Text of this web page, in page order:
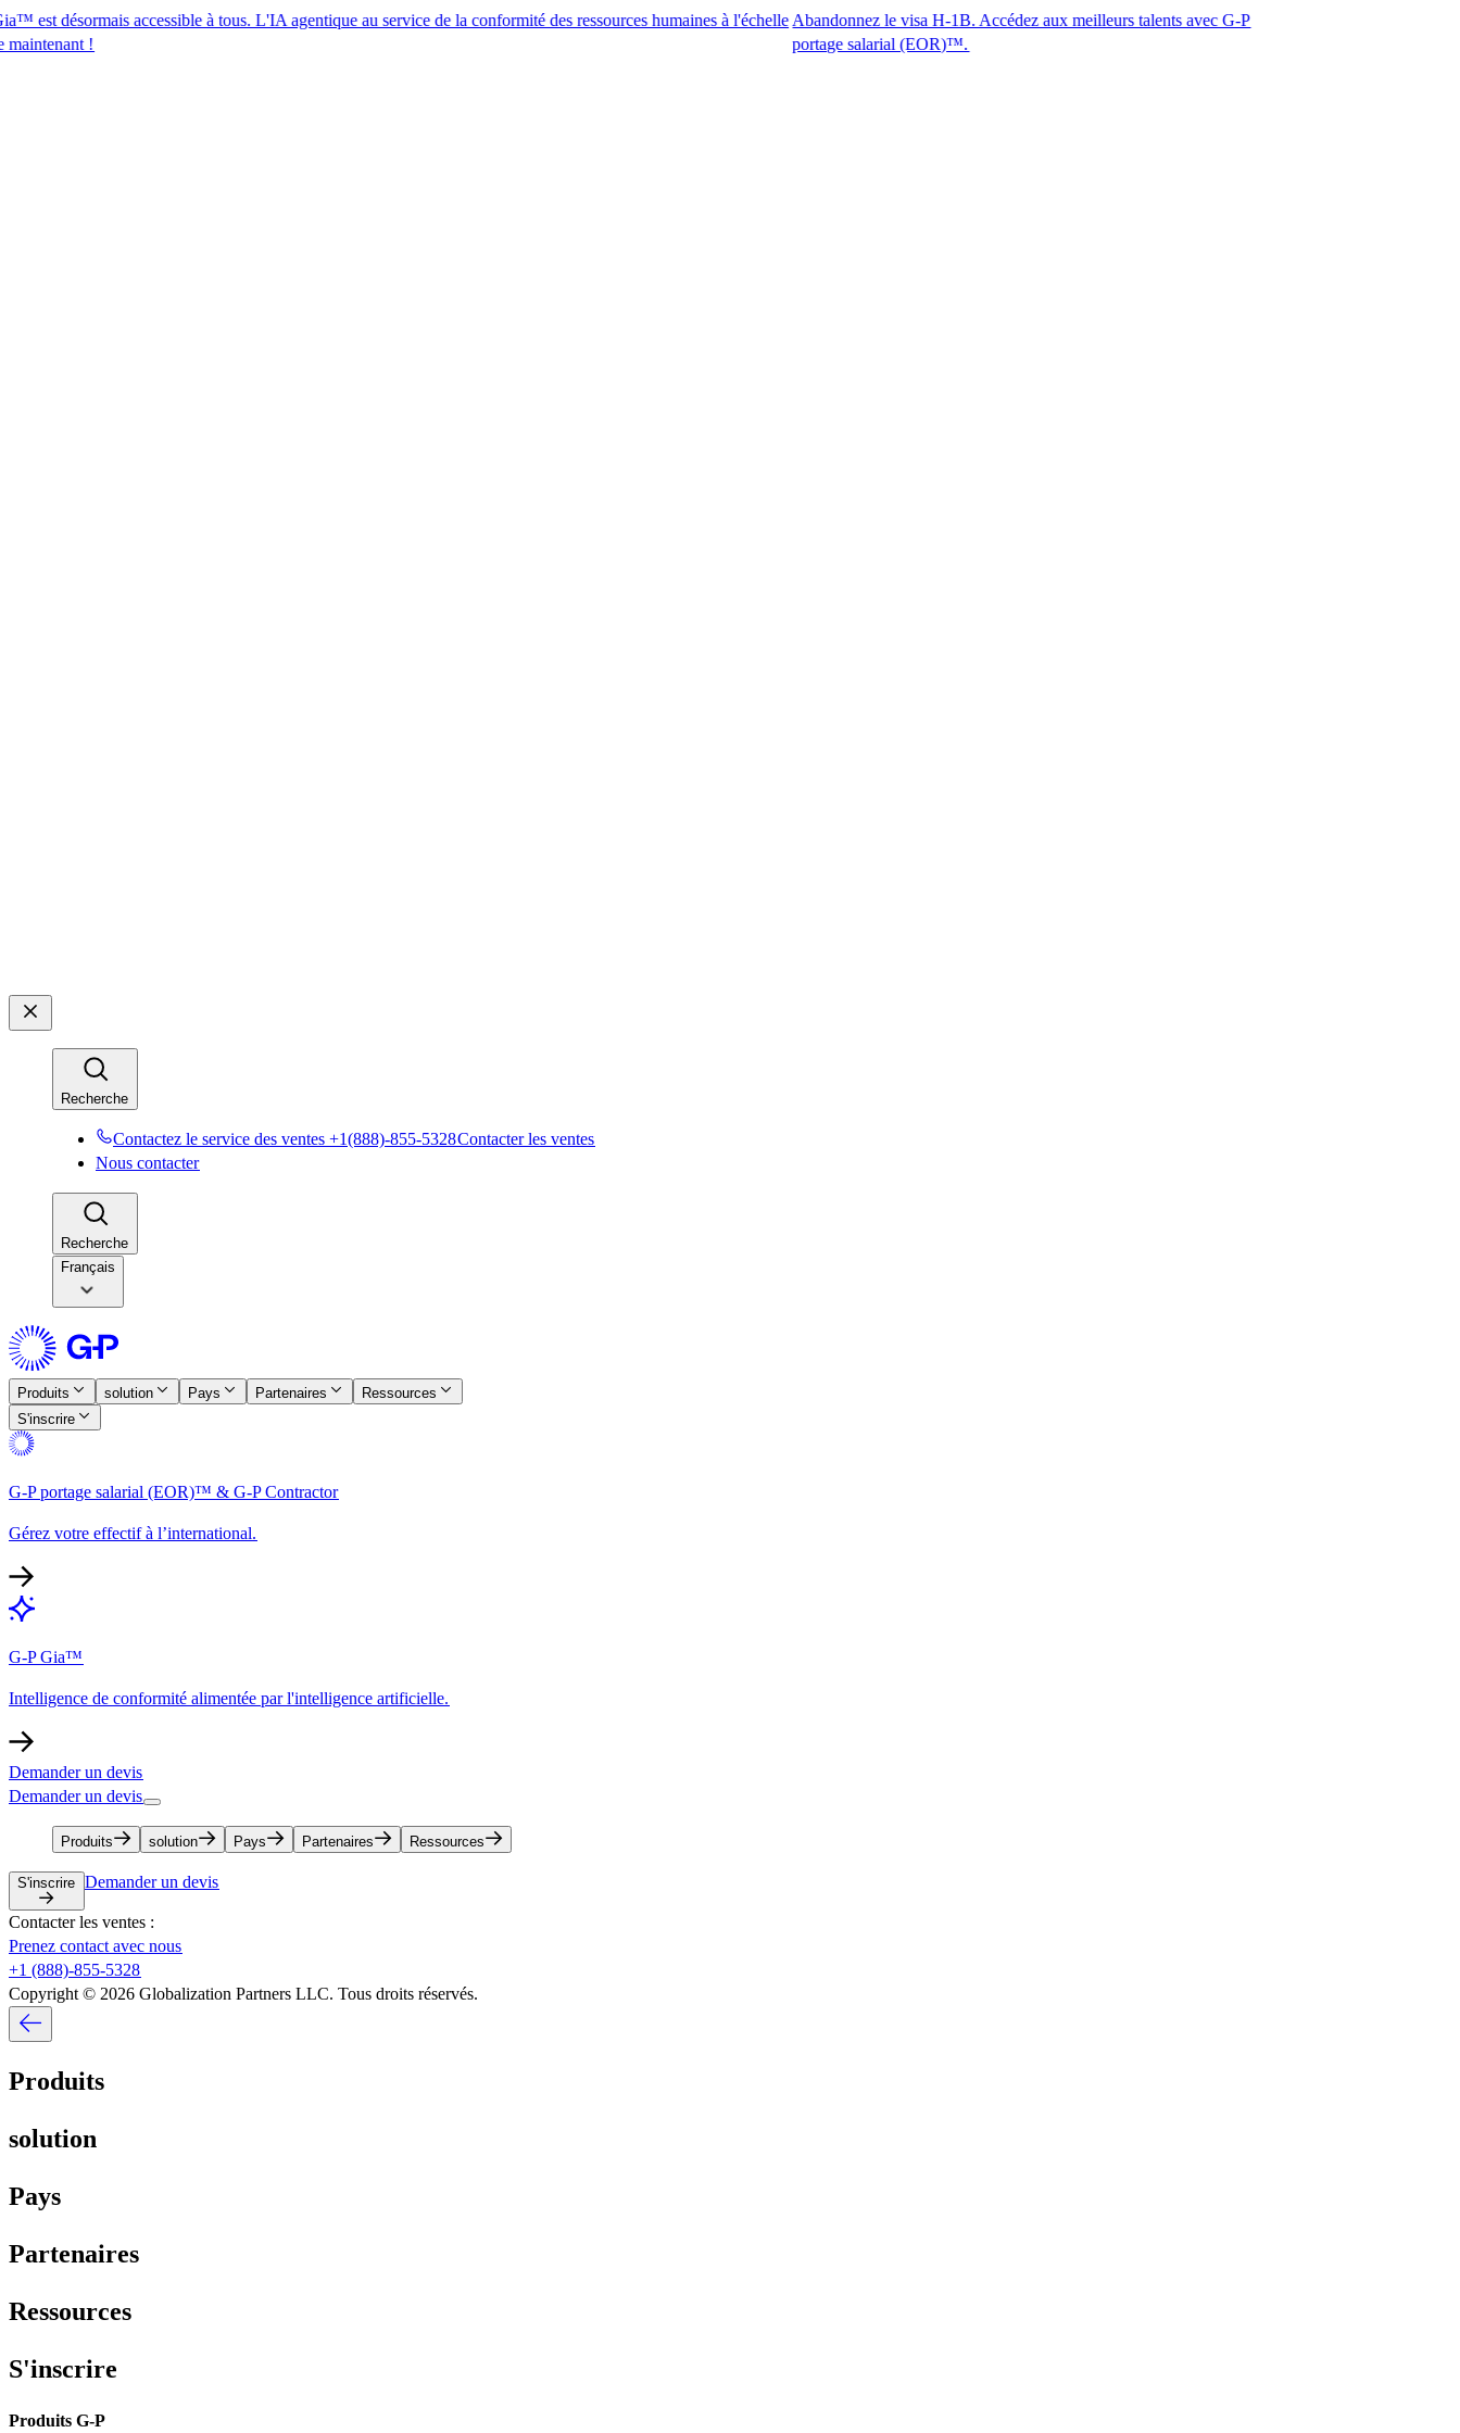
accessible à tous. L'IA agentique au service de la conformité des ressources humaines à l'échelle Abandonnez le visa H-1B. Accédez aux meilleurs talents avec G-P
portage salarial (EOR)™.​​
Recherche​​
Contactez le service des ventes +1(888)-855-5328​​Contacter les ventes​​
Nous contacter​​
Recherche​​
Français
Produits​​ solution​​ Pays​​ Partenaires​​
Ressources​​
S'inscrire​​
G-P portage salarial (EOR)™ & G-P Contractor​​
Gérez votre effectif à l’international.​​
G-P Gia™​​
Intelligence de conformité alimentée par l'intelligence artificielle.​​
Demander un devis​​
Demander un devis​​
Produits​​ solution​​ Pays​​ Partenaires​​ Ressources​​
S'inscrire​​ Demander un devis​​
Contacter les ventes :​​
Prenez contact avec nous​​
+1 (888)-855-5328​​
Copyright © 2026 Globalization Partners LLC. Tous droits réservés.​​
Produits​​
solution​​
Pays​​
Partenaires​​
Ressources​​
S'inscrire​​
Produits G-P​​